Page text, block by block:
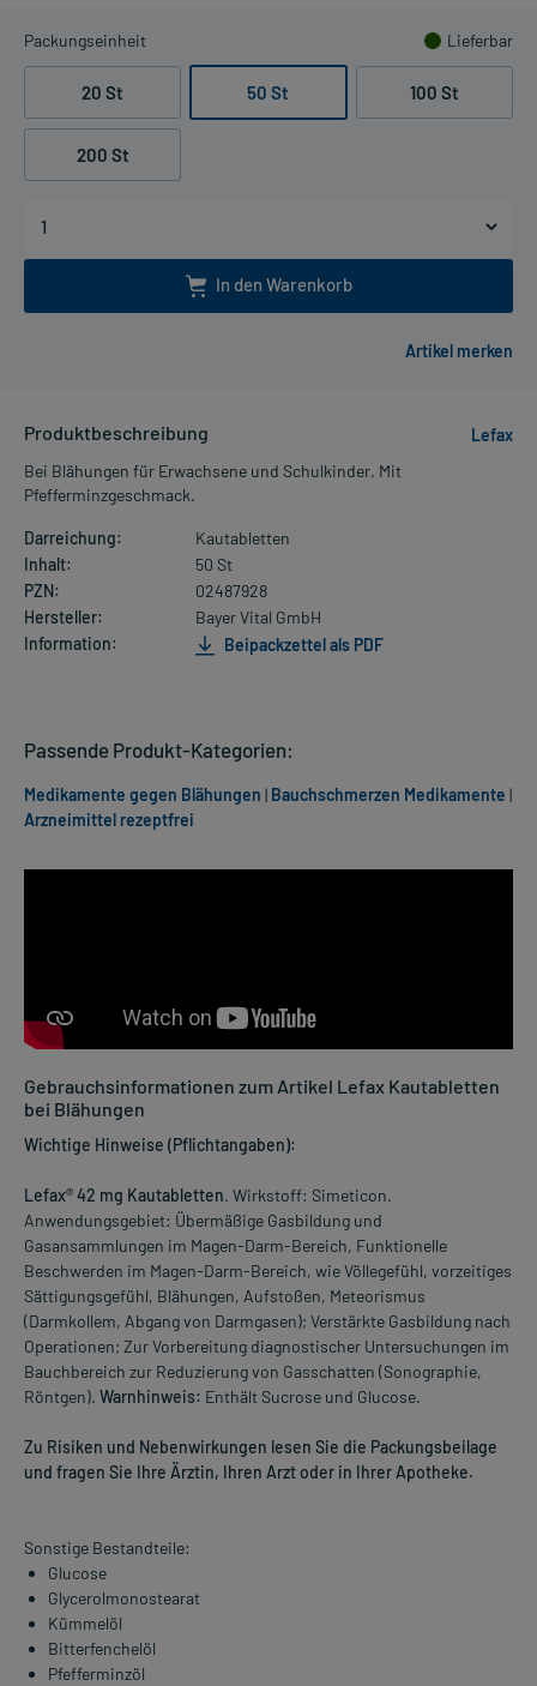
Packungseinheit Lieferbar
20 St 50 St 100 St
200 St
In den Warenkorb
Produktbeschreibung
Lefax
Bei Blähungen für Erwachsene und Schulkinder. Mit
Pfefferminzgeschmack.
Darreichung:
Kautabletten
Inhalt:
50 St
PZN:
02487928
Hersteller:
Bayer Vital GmbH
Information:
Beipackzettel als PDF
Gebrauchsinformationen zum Artikel Lefax Kautabletten
bei Blähungen
Wichtige Hinweise (Pflichtangaben):
Lefax® 42 mg Kautabletten. Wirkstoff: Simeticon.
Anwendungsgebiet: Übermäßige Gasbildung und
Gasansammlungen im Magen-Darm-Bereich, Funktionelle
Beschwerden im Magen-Darm-Bereich, wie Völlegefühl, vorzeitiges
Sättigungsgefühl, Blähungen, Aufstoßen, Meteorismus
(Darmkollem, Abgang von Darmgasen); Verstärkte Gasbildung nach
Operationen; Zur Vorbereitung diagnostischer Untersuchungen im
Bauchbereich zur Reduzierung von Gasschatten (Sonographie,
Röntgen). Warnhinweis: Enthält Sucrose und Glucose.
Zu Risiken und Nebenwirkungen lesen Sie die Packungsbeilage
und fragen Sie Ihre Ärztin, Ihren Arzt oder in Ihrer Apotheke.
Sonstige Bestandteile:
Glucose
Glycerolmonostearat
Kümmelöl
Bitterfenchelöl
Pfefferminzöl
Passende Produkt-Kategorien:
Medikamente gegen Blähungen | Bauchschmerzen Medikamente |
Arzneimittel rezeptfrei